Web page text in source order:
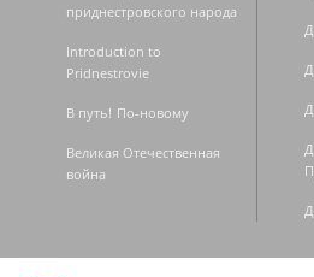
приднестровского народа
Introduction to
Pridnestrovie
В путь! По-новому
Великая Отечественная
война